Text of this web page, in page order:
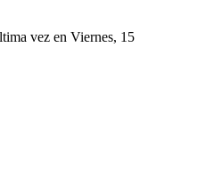
vez en Viernes, 15